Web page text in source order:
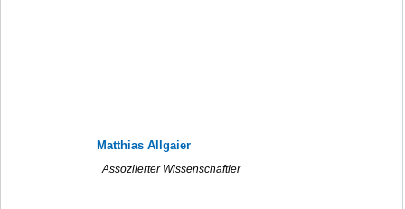
Matthias Allgaier
Assoziierter Wissenschaftler